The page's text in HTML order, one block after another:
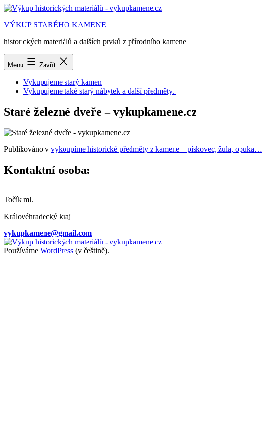
Přejít
obsahu
VÝKUP STARÉHO KAMENE
historických materiálů a dalších prvků z přírodního kamene
Menu Zavřít
Vykupujeme starý kámen
Vykupujeme také starý nábytek a další předměty..
Staré železné dveře – vykupkamene.cz
Publikováno v vykoupíme historické předměty z kamene – pískovec, žula, opuka…
Kontaktní osoba:
Točík ml.
Královéhradecký kraj
vykupkamene@gmail.com
Používáme WordPress (v češtině).